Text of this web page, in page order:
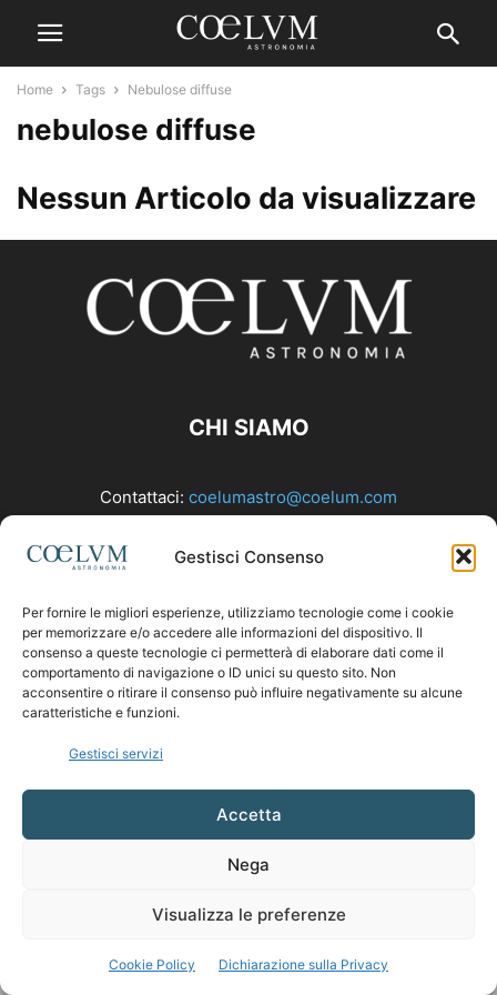
Gestisci Consenso
Per fornire le migliori esperienze, utilizziamo tecnologie come i cookie
per memorizzare e/o accedere alle informazioni del dispositivo. Il
consenso a queste tecnologie ci permetterà di elaborare dati come il
comportamento di navigazione o ID unici su questo sito. Non
acconsentire o ritirare il consenso può influire negativamente su alcune
caratteristiche e funzioni.
Gestisci servizi
Accetta
Nega
Visualizza le preferenze
Cookie Policy Dichiarazione sulla Privacy
Home Tags Nebulose diffuse
nebulose diffuse
Nessun Articolo da visualizzare
CHI SIAMO
Contattaci: coelumastro@coelum.com
SEGUICI